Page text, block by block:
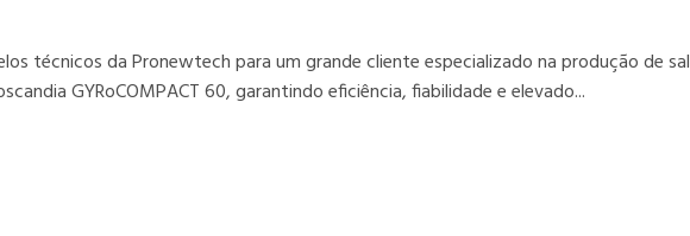
técnicos da Pronewtech para um grande cliente especializado na produção de
GYRoCOMPACT 60, garantindo eficiência, fiabilidade e elevado...